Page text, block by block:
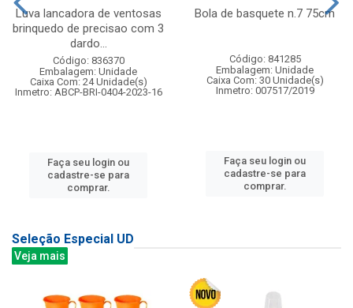
Luva lancadora de ventosas
brinquedo de precisao com 3
dardo...
Código: 836370
Embalagem: Unidade
Caixa Com: 24 Unidade(s)
Inmetro: ABCP-BRI-0404-2023-16
Faça seu login ou
cadastre-se para
comprar.
Bola de basquete n.7 75cm
Código: 841285
Embalagem: Unidade
Caixa Com: 30 Unidade(s)
Inmetro: 007517/2019
Faça seu login ou
cadastre-se para
comprar.
Seleção Especial UD
Veja mais